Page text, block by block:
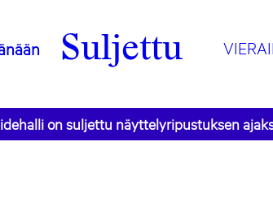
Suljettu
on suljettu näyttelyripustuksen